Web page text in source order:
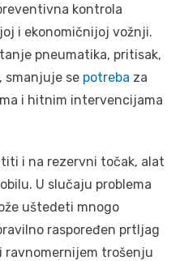
kontrola
i ekonomičnijoj vožnji.
pneumatika, pritisak,
smanjuje se potreba za
i hitnim intervencijama
i na rezervni točak, alat
U slučaju problema
uštedeti mnogo
raspoređen prtljag
ravnomernijem trošenju